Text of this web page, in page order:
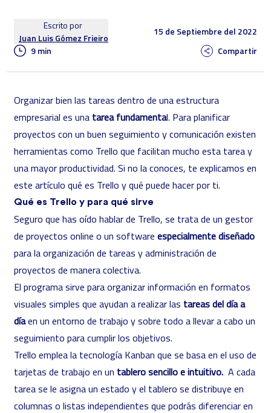
Escrito por
Juan Luis Gómez Frieiro
15 de Septiembre del 2022
9 min
Compartir
Organizar bien las tareas dentro de una estructura
empresarial es una tarea fundamental. Para planificar
proyectos con un buen seguimiento y comunicación existen
herramientas como Trello que facilitan mucho esta tarea y
una mayor productividad. Si no la conoces, te explicamos en
este artículo qué es Trello y qué puede hacer por ti.
Qué es Trello y para qué sirve
Seguro que has oído hablar de Trello, se trata de un gestor
de proyectos online o un software especialmente diseñado
para la organización de tareas y administración de
proyectos de manera colectiva.
El programa sirve para organizar información en formatos
visuales simples que ayudan a realizar las tareas del día a
díaen un entorno de trabajo y sobre todo a llevar a cabo un
seguimiento para cumplir los objetivos.
Trello emplea la tecnología Kanban que se basa en el uso de
tarjetas de trabajo en un tablero sencillo e intuitivo. A cada
tarea se le asigna un estado y el tablero se distribuye en
columnas o listas independientes que podrás diferenciar en